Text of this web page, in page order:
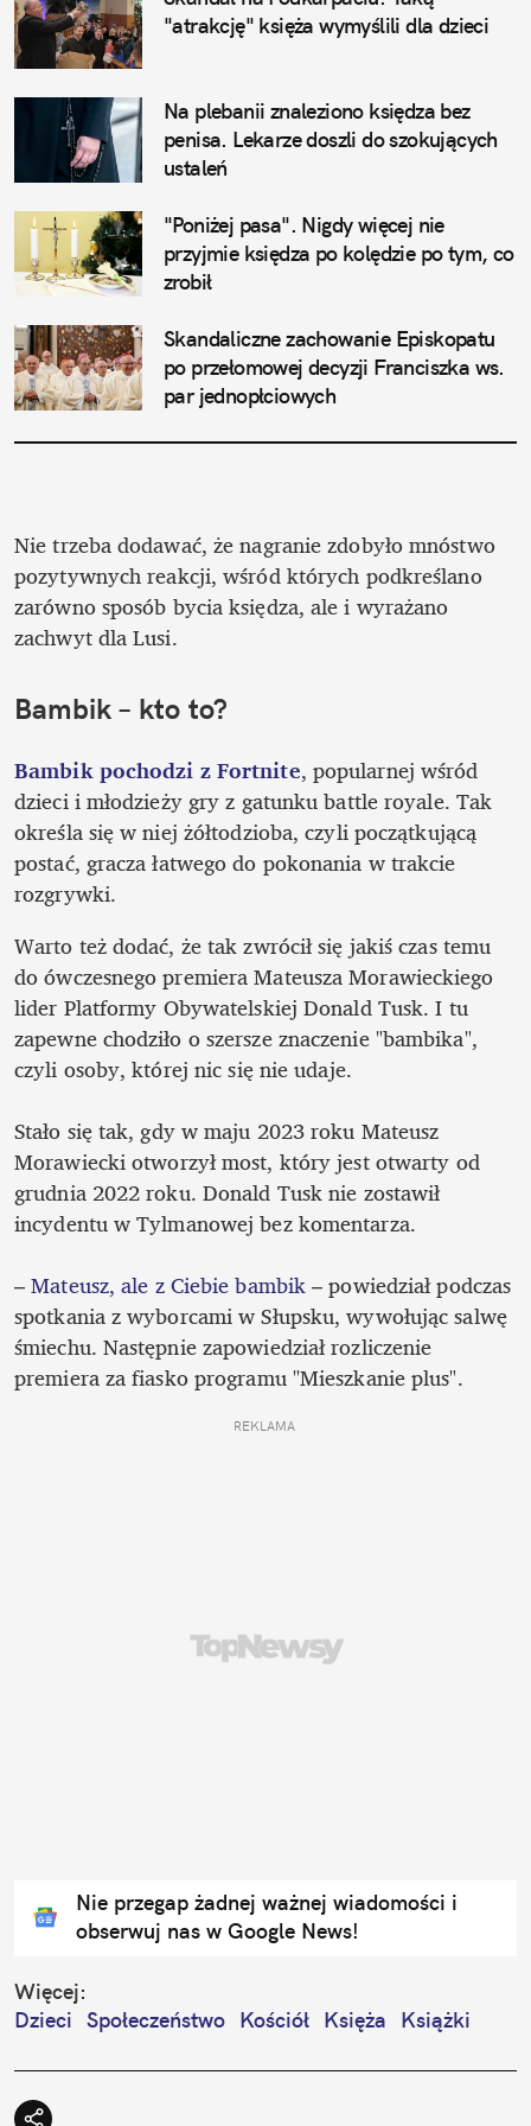
"atrakcję" księża wymyślili dla dzieci
Na plebanii znaleziono księdza bez
penisa. Lekarze doszli do szokujących
ustaleń
"Poniżej pasa". Nigdy więcej nie
przyjmie księdza po kolędzie po tym, co
zrobił
Skandaliczne zachowanie Episkopatu
po przełomowej decyzji Franciszka ws.
par jednopłciowych
Nie trzeba dodawać, że nagranie zdobyło mnóstwo
pozytywnych reakcji, wśród których podkreślano
zarówno sposób bycia księdza, ale i wyrażano
zachwyt dla Lusi.
Bambik – kto to?
Bambik pochodzi z Fortnite, popularnej wśród
dzieci i młodzieży gry z gatunku battle royale. Tak
określa się w niej żółtodzioba, czyli początkującą
postać, gracza łatwego do pokonania w trakcie
rozgrywki.
Warto też dodać, że tak zwrócił się jakiś czas temu
do ówczesnego premiera Mateusza Morawieckiego
lider Platformy Obywatelskiej Donald Tusk. I tu
zapewne chodziło o szersze znaczenie "bambika",
czyli osoby, której nic się nie udaje.
Stało się tak, gdy w maju 2023 roku Mateusz
Morawiecki otworzył most, który jest otwarty od
grudnia 2022 roku. Donald Tusk nie zostawił
incydentu w Tylmanowej bez komentarza.
– Mateusz, ale z Ciebie bambik – powiedział podczas
spotkania z wyborcami w Słupsku, wywołując salwę
śmiechu. Następnie zapowiedział rozliczenie
REKLAMA
Nie przegap żadnej ważnej wiadomości i
obserwuj nas w Google News!
Więcej:
Dzieci Społeczeństwo Kościół Księża Książki